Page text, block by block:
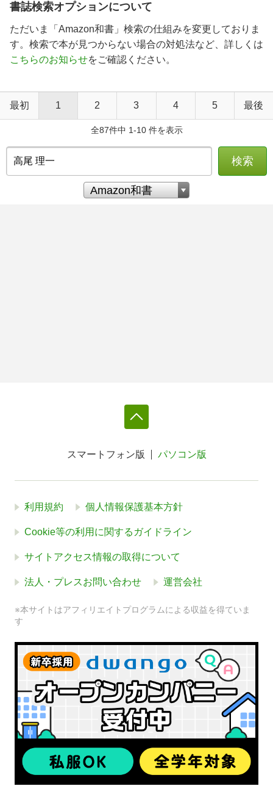
書誌検索オプションについて
ただいま「Amazon和書」検索の仕組みを変更しておりま
す。検索で本が見つからない場合の対処法など、詳しくは
こちらのお知らせをご確認ください。
最初 1 2 3 4 5 最後
全87件中 1-10 件を表示
検索
スマートフォン版 パソコン版
利用規約 個人情報保護基本方針
Cookie等の利用に関するガイドライン
サイトアクセス情報の取得について
法人・プレスお問い合わせ 運営会社
※本サイトはアフィリエイトプログラムによる収益を得ていま
す